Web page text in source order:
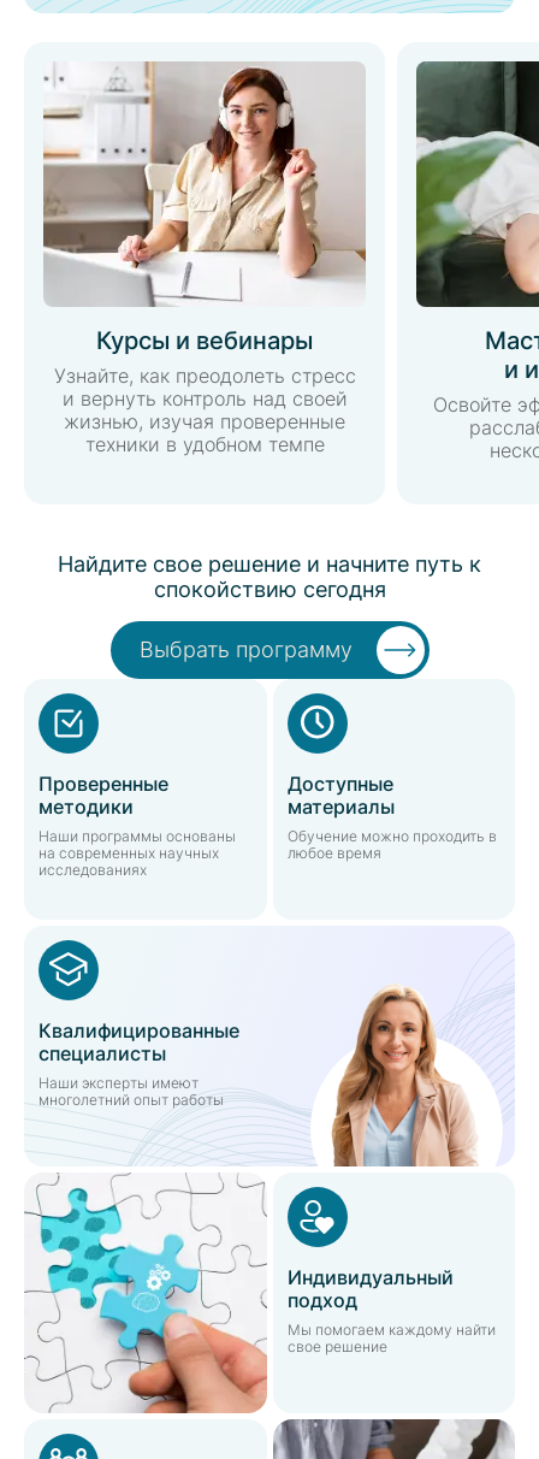
Курсы и вебинары
Узнайте, как преодолеть стресс
и вернуть контроль над своей
жизнью, изучая проверенные
техники в удобном темпе
и
Освойте
Найдите свое решение и начните путь к
спокойствию сегодня
Выбрать программу
Проверенные
методики
Наши программы основаны
на современных научных
исследованиях
Квалифицированные
специалисты
Наши эксперты имеют
многолетний опыт работы
Доступные
материалы
Обучение можно проходить в
любое время
Индивидуальный
подход
Мы помогаем каждому найти
свое решение